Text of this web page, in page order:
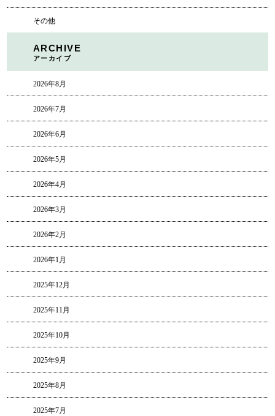
その他
ARCHIVE
アーカイブ
2026年8月
2026年7月
2026年6月
2026年5月
2026年4月
2026年3月
2026年2月
2026年1月
2025年12月
2025年11月
2025年10月
2025年9月
2025年8月
2025年7月